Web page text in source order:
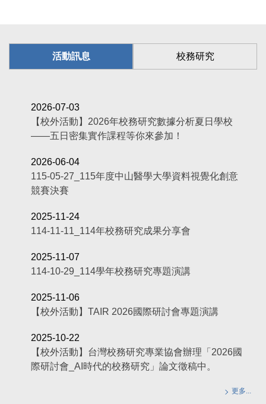
活動訊息 校務研究
2026-07-03
【校外活動】2026年校務研究數據分析夏日學校
——五日密集實作課程等你來參加！
2026-06-04
115-05-27_115年度中山醫學大學資料視覺化創意
競賽決賽
2025-11-24
114-11-11_114年校務研究成果分享會
2025-11-07
114-10-29_114學年校務研究專題演講
2025-11-06
【校外活動】TAIR 2026國際研討會專題演講
2025-10-22
【校外活動】台灣校務研究專業協會辦理「2026國
際研討會_AI時代的校務研究」論文徵稿中。
更多...